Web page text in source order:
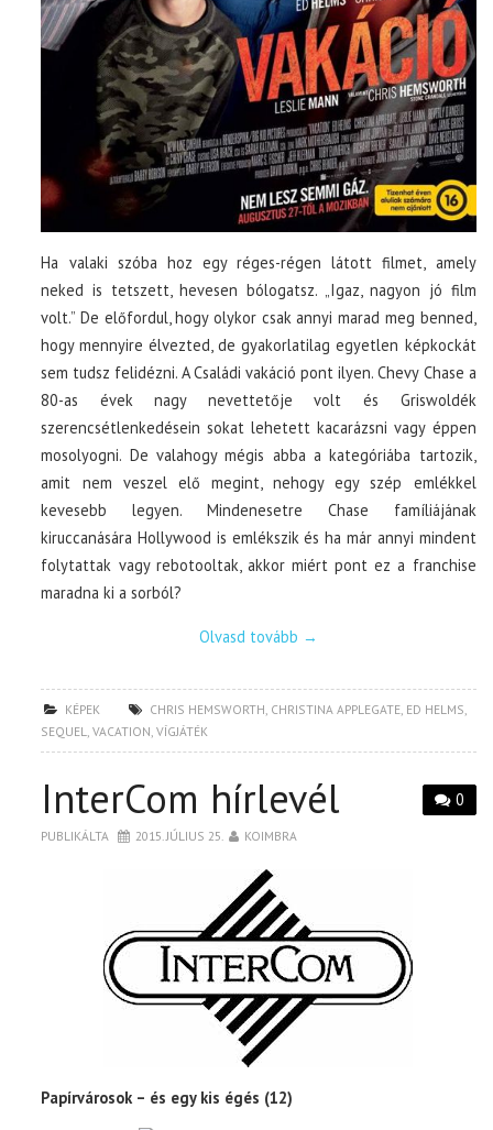
Ha valaki szóba hoz egy réges-régen látott filmet, amely
neked is tetszett, hevesen bólogatsz. „Igaz, nagyon jó film
volt.” De előfordul, hogy olykor csak annyi marad meg benned,
hogy mennyire élvezted, de gyakorlatilag egyetlen képkockát
sem tudsz felidézni. A Családi vakáció pont ilyen. Chevy Chase a
80-as évek nagy nevettetője volt és Griswoldék
szerencsétlenkedésein sokat lehetett kacarázsni vagy éppen
mosolyogni. De valahogy mégis abba a kategóriába tartozik,
amit nem veszel elő megint, nehogy egy szép emlékkel
kevesebb legyen. Mindenesetre Chase famíliájának
kiruccanására Hollywood is emlékszik és ha már annyi mindent
folytattak vagy rebotooltak, akkor miért pont ez a franchise
maradna ki a sorból?
Olvasd tovább →
KÉPEK CHRIS HEMSWORTH, CHRISTINA APPLEGATE, ED HELMS,
SEQUEL,VACATION,VÍGJÁTÉK
0
InterCom hírlevél
PUBLIKÁLTA 2015. JÚLIUS 25. KOIMBRA
Papírvárosok – és egy kis égés (12)